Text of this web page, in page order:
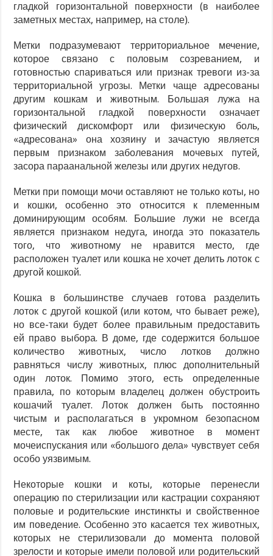
гладкой горизонтальной поверхности (в наиболее
заметных местах, например, на столе).
Метки подразумевают территориальное мечение,
которое связано с половым созреванием, и
готовностью спариваться или признак тревоги из-за
территориальной угрозы. Метки чаще адресованы
другим кошкам и животным. Большая лужа на
горизонтальной гладкой поверхности означает
физический дискомфорт или физическую боль,
«адресована» она хозяину и зачастую является
первым признаком заболевания мочевых путей,
засора параанальной железы или других недугов.
Метки при помощи мочи оставляют не только коты, но
и кошки, особенно это относится к племенным
доминирующим особям. Большие лужи не всегда
является признаком недуга, иногда это показатель
того, что животному не нравится место, где
расположен туалет или кошка не хочет делить лоток с
другой кошкой.
Кошка в большинстве случаев готова разделить
лоток с другой кошкой (или котом, что бывает реже),
но все-таки будет более правильным предоставить
ей право выбора. В доме, где содержится большое
количество животных, число лотков должно
равняться числу животных, плюс дополнительный
один лоток. Помимо этого, есть определенные
правила, по которым владелец должен обустроить
кошачий туалет. Лоток должен быть постоянно
чистым и располагаться в укромном безопасном
месте, так как любое животное в момент
мочеиспускания или «большого дела» чувствует себя
особо уязвимым.
Некоторые кошки и коты, которые перенесли
операцию по стерилизации или кастрации сохраняют
половые и родительские инстинкты и свойственное
им поведение. Особенно это касается тех животных,
которых не стерилизовали до момента половой
зрелости и которые имели половой или родительский